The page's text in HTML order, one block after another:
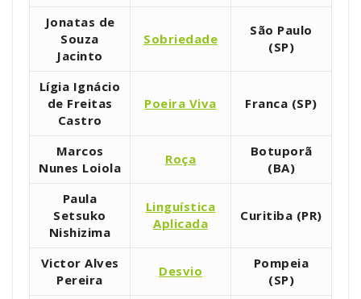
Jonatas de
Souza
Jacinto
Sobriedade
São Paulo
(SP)
Lígia Ignácio
de Freitas
Castro
Poeira Viva Franca (SP)
Marcos
Nunes Loiola
Roça
Botuporã
(BA)
Paula
Setsuko
Nishizima
Linguística
Aplicada
Curitiba (PR)
Victor Alves
Pereira
Desvio
Pompeia
(SP)